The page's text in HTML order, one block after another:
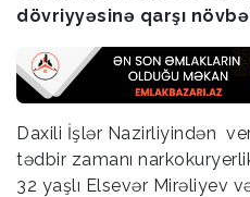
dövriyyəsinə qarşı
Daxili İşlər Nazirliyindən
tədbir zamanı
32 yaşlı Elsevər Mirəliyev